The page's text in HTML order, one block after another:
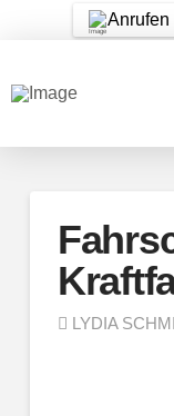
Anrufen
LYDIA